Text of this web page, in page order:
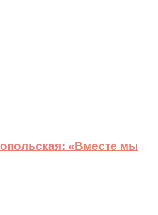
«Вместе мы